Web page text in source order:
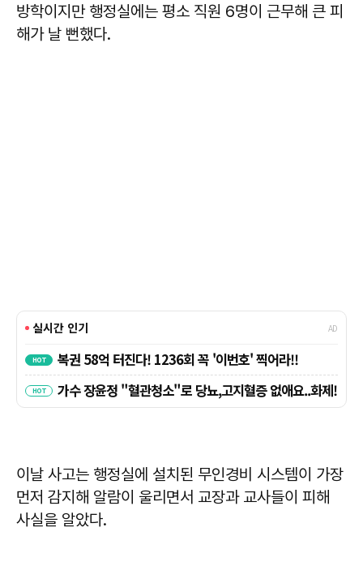
방학이지만 행정실에는 평소 직원 6명이 근무해 큰 피
해가 날 뻔했다.
이날 사고는 행정실에 설치된 무인경비 시스템이 가장
먼저 감지해 알람이 울리면서 교장과 교사들이 피해
사실을 알았다.